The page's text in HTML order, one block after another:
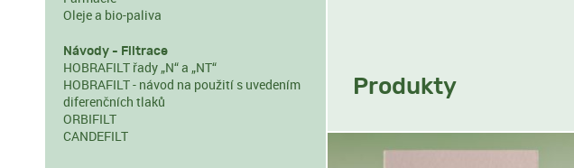
Oleje a bio-paliva
Návody - Filtrace
HOBRAFILT řady „N“ a „NT“
HOBRAFILT - návod na použití s uvedením
diferenčních tlaků
ORBIFILT
CANDEFILT
Produkty